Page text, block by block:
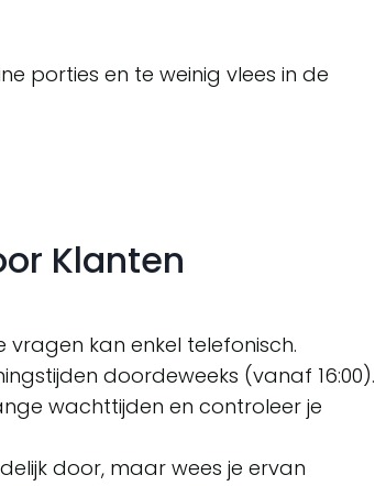
porties en te weinig vlees in de
Klanten
vragen kan enkel telefonisch.
doordeweeks (vanaf 16:00).
wachttijden en controleer je
door, maar wees je ervan